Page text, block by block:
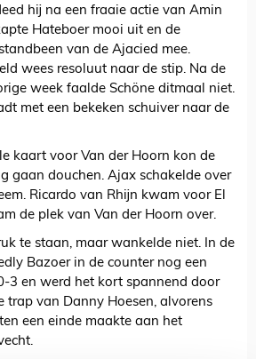
hij na een fraaie actie van Amin
Hateboer mooi uit en de
van de Ajacied mee.
wees resoluut naar de stip. Na de
week faalde Schöne ditmaal niet.
met een bekeken schuiver naar de
kaart voor Van der Hoorn kon de
gaan douchen. Ajax schakelde over
Ricardo van Rhijn kwam voor El
de plek van Van der Hoorn over.
te staan, maar wankelde niet. In de
Bazoer in de counter nog een
3 en werd het kort spannend door
trap van Danny Hoesen, alvorens
een einde maakte aan het